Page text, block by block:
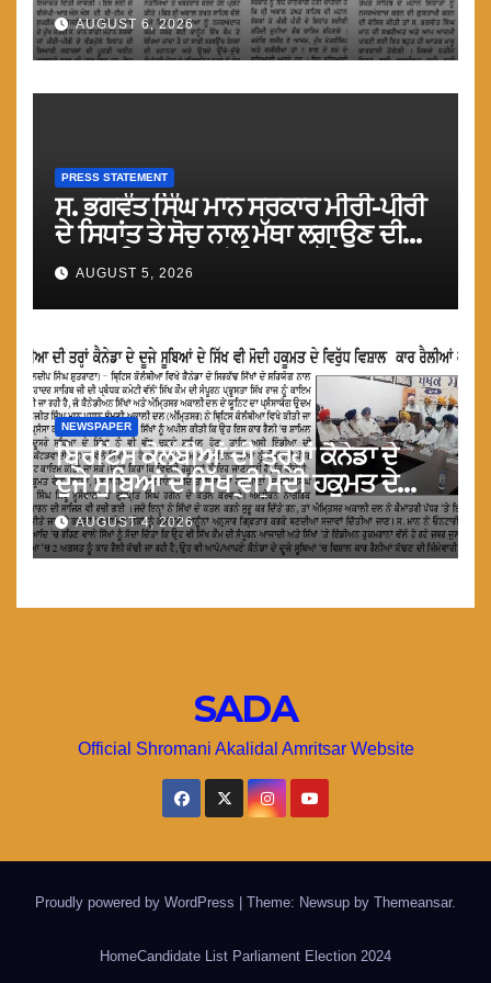
ਗੁਸਤਾਖੀ ਨਾ ਕਰੇ ਤਾਂ ਬਿਹਤਰ ਹੋਵੇਗਾ : ਮਾਨ
AUGUST 6, 2026
PRESS STATEMENT
ਸ. ਭਗਵੰਤ ਸਿੰਘ ਮਾਨ ਸਰਕਾਰ ਮੀਰੀ-ਪੀਰੀ
ਦੇ ਸਿਧਾਂਤ ਤੇ ਸੋਚ ਨਾਲ ਮੱਥਾ ਲਗਾਉਣ ਦੀ
ਗੁਸਤਾਖੀ ਨਾ ਕਰੇ ਤਾਂ ਬਿਹਤਰ ਹੋਵੇਗਾ : ਮਾਨ
AUGUST 5, 2026
NEWSPAPER
ਬ੍ਰਿਟਿਸ ਕੋਲੰਬੀਆਂ ਦੀ ਤਰ੍ਹਾਂ ਕੈਨੇਡਾ ਦੇ
ਦੂਜੇ ਸੂਬਿਆਂ ਦੇ ਸਿੱਖ ਵੀ ਮੋਦੀ ਹਕੂਮਤ ਦੇ
ਵਿਰੁੱਧ ਵਿਸ਼ਾਲ ਕਾਰ ਰੈਲੀਆ ਕਰਨ : ਮਾਨ
AUGUST 4, 2026
SADA
Official Shromani Akalidal Amritsar Website
Proudly powered by WordPress Theme: Newsup by Themeansar.
HomeCandidate List Parliament Election 2024